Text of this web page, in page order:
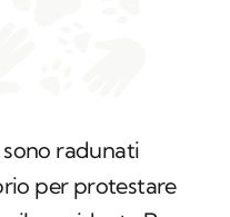
radunati
per protestare